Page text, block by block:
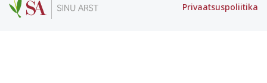
Privaatsuspoliitika